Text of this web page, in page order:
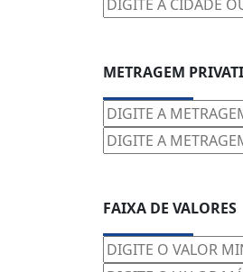
METRAGEM
FAIXA DE VALORES